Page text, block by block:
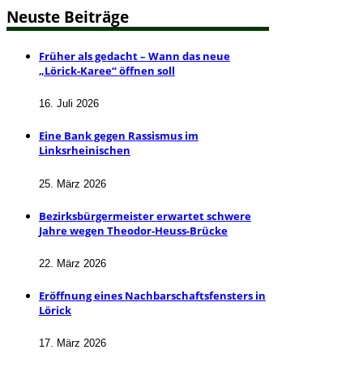
Neuste Beiträge
Früher als gedacht – Wann das neue
„Lörick-Karee“ öffnen soll
16. Juli 2026
Eine Bank gegen Rassismus im
Linksrheinischen
25. März 2026
Bezirksbürgermeister erwartet schwere
Jahre wegen Theodor-Heuss-Brücke
22. März 2026
Eröffnung eines Nachbarschaftsfensters in
Lörick
17. März 2026